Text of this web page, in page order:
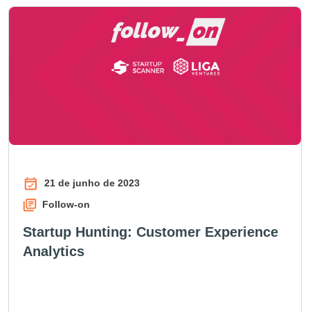
21 de junho de 2023
Follow-on
Startup Hunting: Customer Experience
Analytics